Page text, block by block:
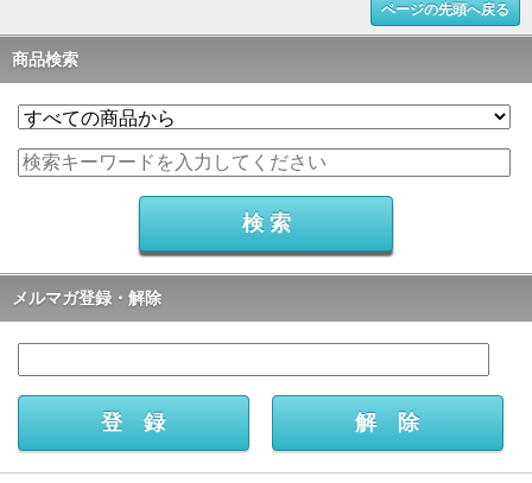
ページの先頭へ戻る
商品検索
メルマガ登録・解除